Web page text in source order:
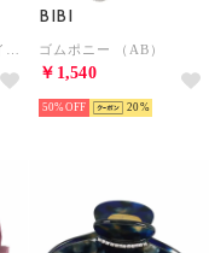
BIBI
ゴムポニー （AB）
￥1,540
50% 20